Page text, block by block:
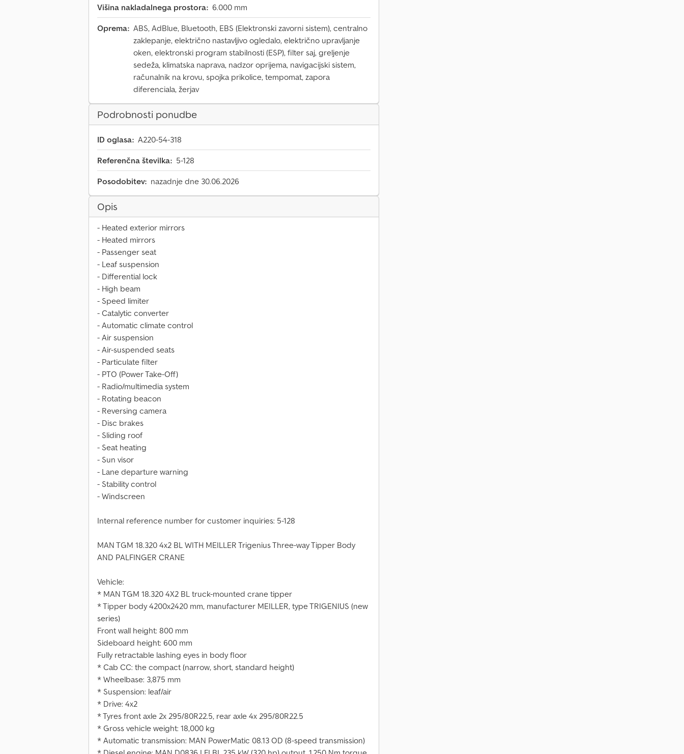
Višina nakladalnega prostora: 6.000 mm
Oprema: ABS, AdBlue, Bluetooth, EBS (Elektronski zavorni sistem), centralno
zaklepanje, električno nastavljivo ogledalo, električno upravljanje
oken, elektronski program stabilnosti (ESP), filter saj, greljenje
sedeža, klimatska naprava, nadzor oprijema, navigacijski sistem,
računalnik na krovu, spojka prikolice, tempomat, zapora
diferenciala, žerjav
Podrobnosti ponudbe
ID oglasa: A220-54-318
Referenčna številka: 5-128
Posodobitev: nazadnje dne 30.06.2026
Opis
- Heated exterior mirrors
- Heated mirrors
- Passenger seat
- Leaf suspension
- Differential lock
- High beam
- Speed limiter
- Catalytic converter
- Automatic climate control
- Air suspension
- Air-suspended seats
- Particulate filter
- PTO (Power Take-Off)
- Radio/multimedia system
- Rotating beacon
- Reversing camera
- Disc brakes
- Sliding roof
- Seat heating
- Sun visor
- Lane departure warning
- Stability control
- Windscreen
Internal reference number for customer inquiries: 5-128
MAN TGM 18.320 4x2 BL WITH MEILLER Trigenius Three-way Tipper Body
AND PALFINGER CRANE
Vehicle:
* MAN TGM 18.320 4X2 BL truck-mounted crane tipper
* Tipper body 4200x2420 mm, manufacturer MEILLER, type TRIGENIUS (new
series)
Front wall height: 800 mm
Sideboard height: 600 mm
Fully retractable lashing eyes in body floor
* Cab CC: the compact (narrow, short, standard height)
* Wheelbase: 3,875 mm
* Suspension: leaf/air
* Drive: 4x2
* Tyres front axle 2x 295/80R22.5, rear axle 4x 295/80R22.5
* Gross vehicle weight: 18,000 kg
* Automatic transmission: MAN PowerMatic 08.13 OD (8-speed transmission)